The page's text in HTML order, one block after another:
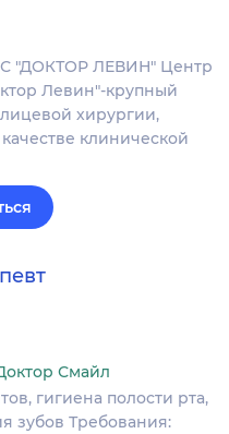
"ДОКТОР ЛЕВИН" Центр
Левин"-крупный
хирургии,
клинической
Смайл
гигиена полости рта,
зубов Требования: